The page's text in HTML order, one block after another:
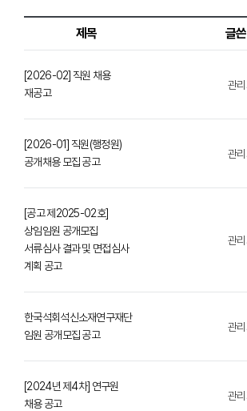
제목 글
[2026-02] 직원 채용
재공고
관
[2026-01] 직원(행정원)
공개채용 모집 공고
관
[공고 제2025-02호]
상임임원 공개모집
서류심사 결과 및 면접심사
계획 공고
관
한국석회석신소재연구재단
임원 공개모집 공고
관
[2024년 제4차] 연구원
채용 공고
관